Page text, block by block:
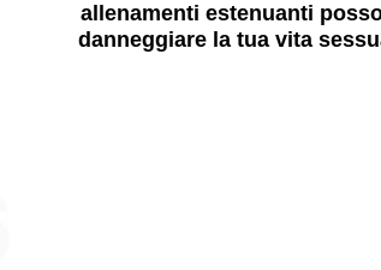
allenamenti estenuanti
danneggiare la tua vita